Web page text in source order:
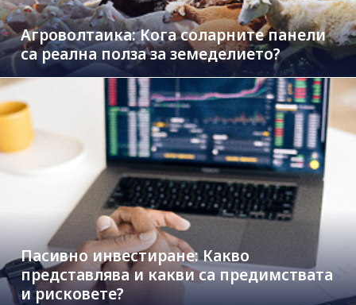
Агроволтаика: Кога соларните панели
са реална полза за земеделието?
Пасивно инвестиране: Какво
представлява и какви са предимствата
и рисковете?